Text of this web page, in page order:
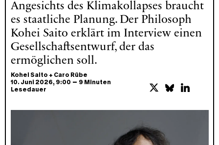
Angesichts des Klimakollapses braucht
es staatliche Planung. Der Philosoph
Kohei Saito erklärt im Interview einen
Gesellschaftsentwurf, der das
ermöglichen soll.
Kohei Saito + Caro Rübe
10. Juni 2026, 9:00 – 9 Minuten
Lesedauer